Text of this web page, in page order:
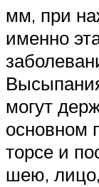
мм, при
именно
могут
основном
торсе и
шею, лицо,